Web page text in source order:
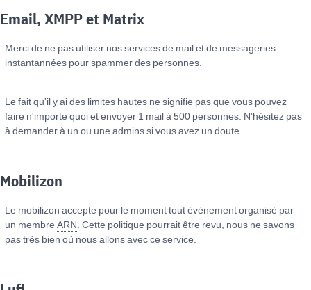
Email, XMPP et Matrix
Merci de ne pas utiliser nos services de mail et de messageries
instantannées pour spammer des personnes.
Le fait qu'il y ai des limites hautes ne signifie pas que vous pouvez
faire n'importe quoi et envoyer 1 mail à 500 personnes. N'hésitez pas
à demander à un ou une admins si vous avez un doute.
Mobilizon
Le mobilizon accepte pour le moment tout évènement organisé par
un membre ARN. Cette politique pourrait être revu, nous ne savons
pas très bien où nous allons avec ce service.